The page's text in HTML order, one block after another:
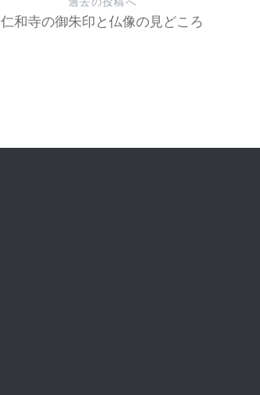
仁和寺の御朱印と仏像の見どころ